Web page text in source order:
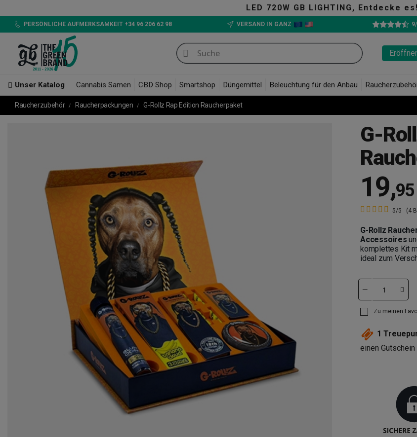
LED 720W GB LIGHTING, Entdecke es!
PERSÖNLICHE AUFMERKSAMKEIT +34 96 206 62 98 VERSAND IN GANZ
Unser Katalog Cannabis Samen CBD Shop Smartshop Düngemittel Beleuchtung für den Anbau
Raucherzubehör Raucherpackungen G-Rollz Rap Edition Raucherpaket
G-
19,
5/5 (4
G-Rollz
Accessoires
komplettes Kit
ideal zum
Zu meinen
1
einen